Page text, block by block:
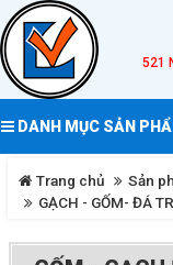
521
DANH MỤC SẢN
Trang chủ Sản
GẠCH - GỐM- ĐÁ